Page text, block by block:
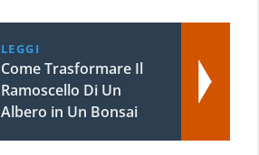
LEGGI
Come Trasformare Il
Ramoscello Di Un
Albero in Un Bonsai